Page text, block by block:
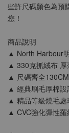
SLANT
100%精
NT$ 199
些許尺碼顏色為預
您！
商品說明
▲ North Harbour
▲ 330克抓絨布 厚
▲ 尺碼齊全
▲ 經典刷毛厚棉設
▲ 精品等級燒毛處
▲ CVC強化彈性